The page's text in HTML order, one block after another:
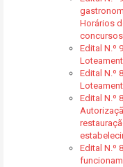
Horários
concursos
Edital N.º
Edital N.º
Edital N.º
Edital N.º